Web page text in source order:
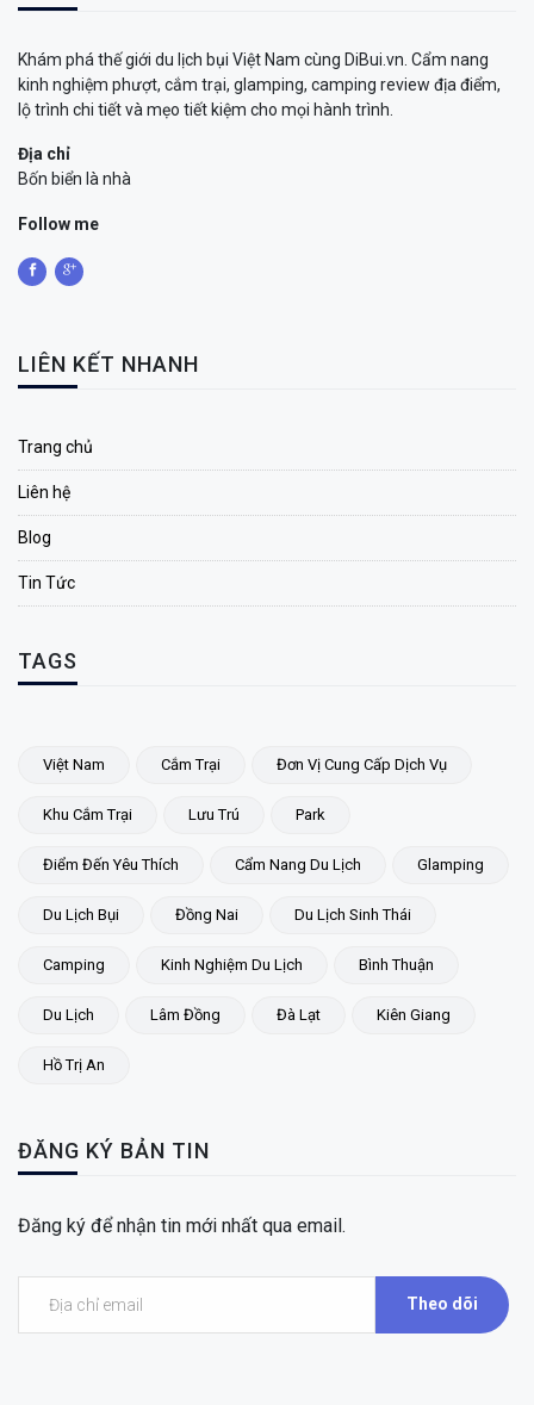
Khám phá thế giới du lịch bụi Việt Nam cùng DiBui.vn. Cẩm nang
kinh nghiệm phượt, cắm trại, glamping, camping review địa điểm,
lộ trình chi tiết và mẹo tiết kiệm cho mọi hành trình.
Địa chỉ
Bốn biển là nhà
Follow me
LIÊN KẾT NHANH
Trang chủ
Liên hệ
Blog
Tin Tức
TAGS
Việt Nam Cắm Trại Đơn Vị Cung Cấp Dịch Vụ
Khu Cắm Trại Lưu Trú Park
Điểm Đến Yêu Thích Cẩm Nang Du Lịch Glamping
Du Lịch Bụi Đồng Nai Du Lịch Sinh Thái
Camping Kinh Nghiệm Du Lịch Bình Thuận
Du Lịch Lâm Đồng Đà Lạt Kiên Giang
Hồ Trị An
ĐĂNG KÝ BẢN TIN
Đăng ký để nhận tin mới nhất qua email.
Theo dõi